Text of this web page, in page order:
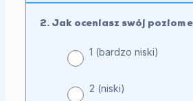
2. Jak oceniasz swój poziom
1 (bardzo niski)
2 (niski)